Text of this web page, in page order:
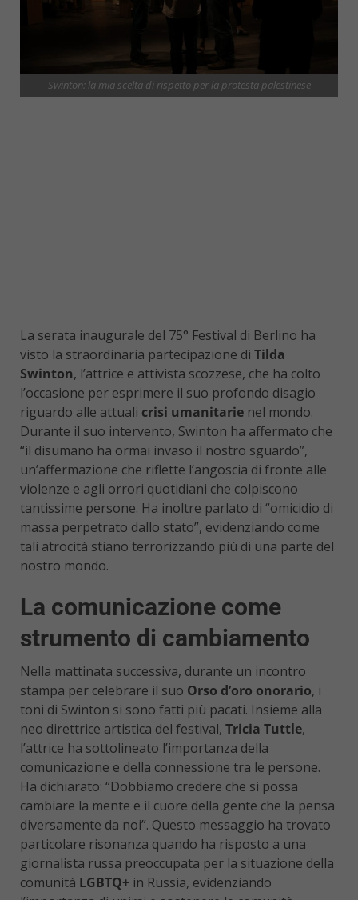
Swinton: la mia scelta di rispetto per la protesta palestinese
La serata inaugurale del 75° Festival di Berlino ha
visto la straordinaria partecipazione di Tilda
Swinton, l’attrice e attivista scozzese, che ha colto
l’occasione per esprimere il suo profondo disagio
riguardo alle attuali crisi umanitarie nel mondo.
Durante il suo intervento, Swinton ha affermato che
“il disumano ha ormai invaso il nostro sguardo”,
un’affermazione che riflette l’angoscia di fronte alle
violenze e agli orrori quotidiani che colpiscono
tantissime persone. Ha inoltre parlato di “omicidio di
massa perpetrato dallo stato”, evidenziando come
tali atrocità stiano terrorizzando più di una parte del
nostro mondo.
La comunicazione come
strumento di cambiamento
Nella mattinata successiva, durante un incontro
stampa per celebrare il suo Orso d’oro onorario, i
toni di Swinton si sono fatti più pacati. Insieme alla
neo direttrice artistica del festival, Tricia Tuttle,
l’attrice ha sottolineato l’importanza della
comunicazione e della connessione tra le persone.
Ha dichiarato: “Dobbiamo credere che si possa
cambiare la mente e il cuore della gente che la pensa
diversamente da noi”. Questo messaggio ha trovato
particolare risonanza quando ha risposto a una
giornalista russa preoccupata per la situazione della
comunità LGBTQ+ in Russia, evidenziando